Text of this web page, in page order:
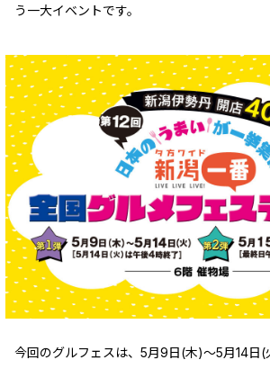
う一大イベントです。
今回のグルフェスは、5月9日(木)～5月14日(